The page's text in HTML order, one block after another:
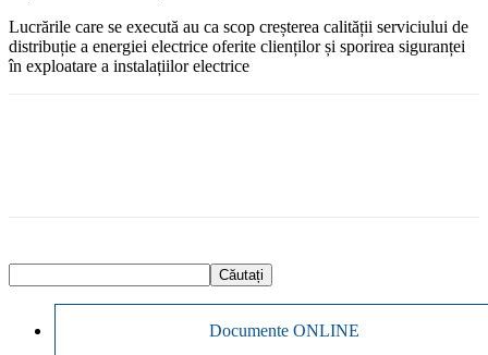
Lucrările care se execută au ca scop creșterea calității serviciului de
distribuție a energiei electrice oferite clienților și sporirea siguranței
în exploatare a instalațiilor electrice
Documente ONLINE